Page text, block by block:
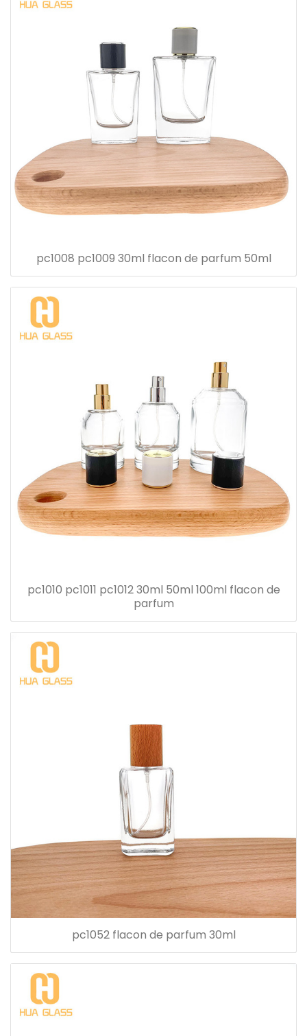
pc1008 pc1009 30ml flacon de parfum 50ml
pc1010 pc1011 pc1012 30ml 50ml 100ml flacon de
parfum
pc1052 flacon de parfum 30ml